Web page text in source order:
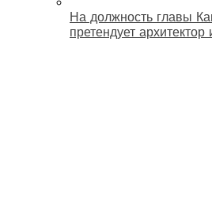
На должность главы
претендует архитектор